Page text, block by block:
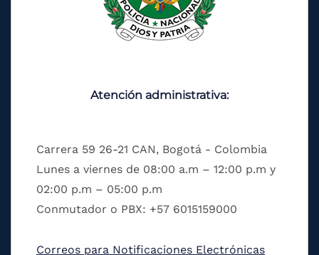
Atención administrativa:
Carrera 59 26-21 CAN, Bogotá - Colombia
Lunes a viernes de 08:00 a.m – 12:00 p.m y
02:00 p.m – 05:00 p.m
Conmutador o PBX: +57 6015159000
Correos para Notificaciones Electrónicas